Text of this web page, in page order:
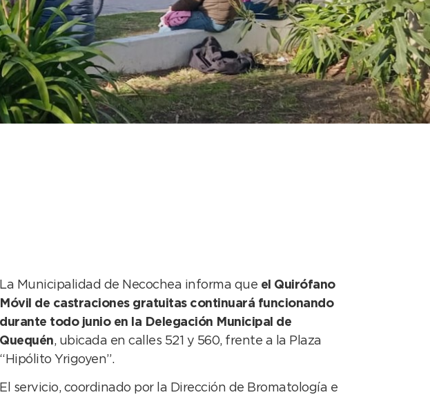
La Municipalidad de Necochea informa que el Quirófano
Móvil de castraciones gratuitas continuará funcionando
durante todo junio en la Delegación Municipal de
Quequén, ubicada en calles 521 y 560, frente a la Plaza
“Hipólito Yrigoyen”.
El servicio, coordinado por la Dirección de Bromatología e